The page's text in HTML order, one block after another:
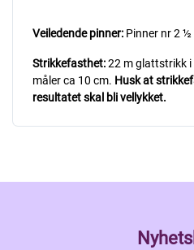
Veiledende pinner: Pinner nr 2
Strikkefasthet:22 m glattstrikk i
måler ca 10 cm. Husk at
resultatet skal bli vellykket.